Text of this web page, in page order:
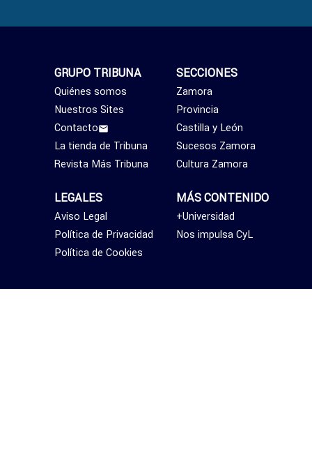
SECCIONES
Zamora
Provincia
Castilla y León
Sucesos Zamora
Cultura Zamora
MÁS CONTENIDO
+Universidad
Nos impulsa CyL
GRUPO TRIBUNA
Quiénes somos
Nuestros Sites
Contacto
La tienda de Tribuna
Revista Más Tribuna
LEGALES
Aviso Legal
Política de Privacidad
Política de Cookies